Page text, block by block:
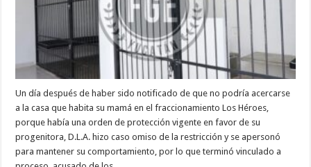
Un día después de haber sido notificado de que no podría acercarse
a la casa que habita su mamá en el fraccionamiento Los Héroes,
porque había una orden de protección vigente en favor de su
progenitora, D.L.A. hizo caso omiso de la restricción y se apersonó
para mantener su comportamiento, por lo que terminó vinculado a